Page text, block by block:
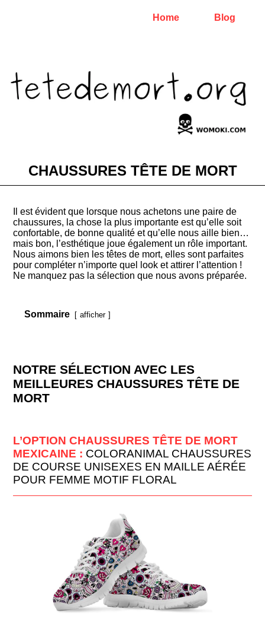
Home Blog
CHAUSSURES TÊTE DE MORT
Il est évident que lorsque nous achetons une paire de
chaussures, la chose la plus importante est qu’elle soit
confortable, de bonne qualité et qu’elle nous aille bien…
mais bon, l’esthétique joue également un rôle important.
Nous aimons bien les têtes de mort, elles sont parfaites
pour compléter n’importe quel look et attirer l’attention !
Ne manquez pas la sélection que nous avons préparée.
Sommaire afficher
NOTRE SÉLECTION AVEC LES
MEILLEURES CHAUSSURES TÊTE DE
MORT
L’OPTION CHAUSSURES TÊTE DE MORT
MEXICAINE : COLORANIMAL CHAUSSURES
DE COURSE UNISEXES EN MAILLE AÉRÉE
POUR FEMME MOTIF FLORAL